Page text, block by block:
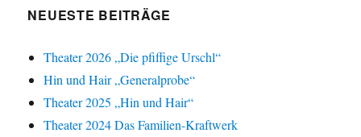
NEUESTE BEITRÄGE
Theater 2026 „Die pfiffige Urschl“
Hin und Hair „Generalprobe“
Theater 2025 „Hin und Hair“
Theater 2024 Das Familien-Kraftwerk